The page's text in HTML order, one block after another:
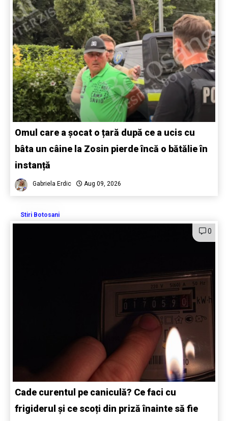
Omul care a șocat o țară după ce a ucis cu
bâta un câine la Zosin pierde încă o bătălie în
instanță
Gabriela Erdic Aug 09, 2026
Stiri Botosani
0
Cade curentul pe caniculă? Ce faci cu
frigiderul și ce scoți din priză înainte să fie